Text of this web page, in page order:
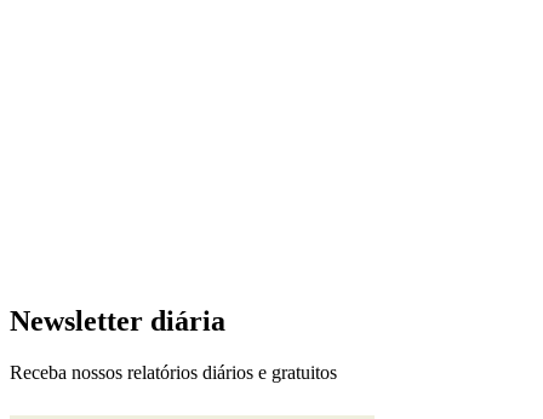
Newsletter diária
Receba nossos relatórios diários e gratuitos